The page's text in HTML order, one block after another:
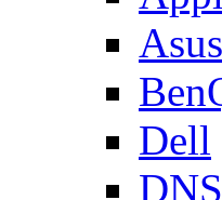
Asus
Dell
DNS